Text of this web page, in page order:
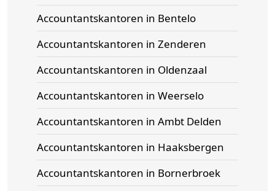
Accountantskantoren in Bentelo
Accountantskantoren in Zenderen
Accountantskantoren in Oldenzaal
Accountantskantoren in Weerselo
Accountantskantoren in Ambt Delden
Accountantskantoren in Haaksbergen
Accountantskantoren in Bornerbroek